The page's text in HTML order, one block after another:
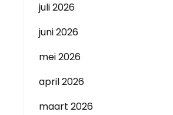
juli 2026
juni 2026
mei 2026
april 2026
maart 2026